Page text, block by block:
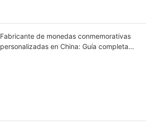
Fabricante de monedas conmemorativas
personalizadas en China: Guía completa